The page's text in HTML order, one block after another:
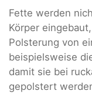
Fette werden
Körper
Polsterung von
beispielsweise
damit sie bei
gepolstert